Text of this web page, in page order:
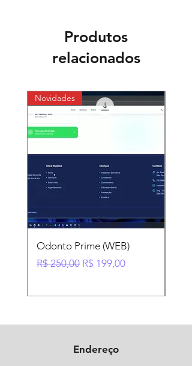
Produtos
relacionados
Novidades
Odonto Prime (WEB)
Preço normal
R$ 250,00 Preço promocional
R$ 199,00
Endereço